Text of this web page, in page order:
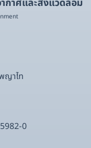
กาศและสิ่งแวดล้อม
ญาไท
0